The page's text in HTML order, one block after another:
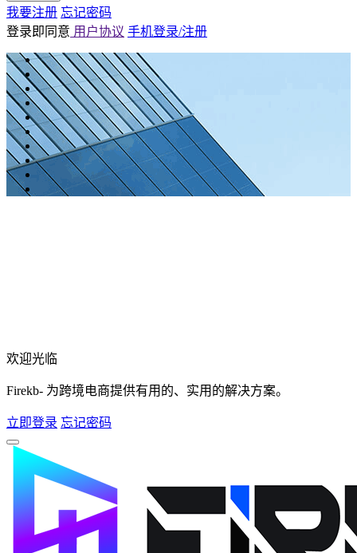
我要注册 忘记密码
登录即同意 用户协议 手机登录/注册
欢迎光临
Firekb- 为跨境电商提供有用的、实用的解决方案。
立即登录 忘记密码